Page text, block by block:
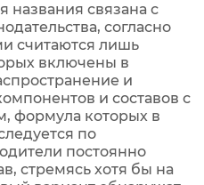
названия связана с
согласно
считаются лишь
включены в
и
и составов с
формула которых в
по
постоянно
стремясь хотя бы на